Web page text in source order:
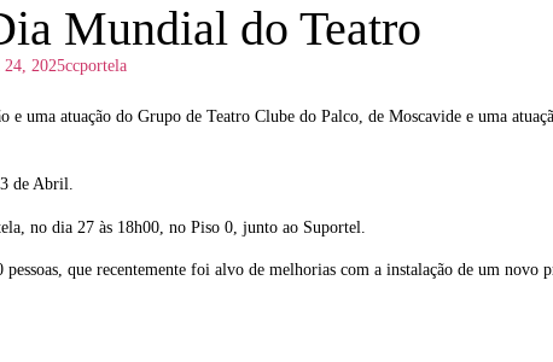
Mundial do Teatro
24, 2025ccportela
atuação do Grupo de Teatro Clube do Palco, de Moscavide e uma
de Abril.
no dia 27 às 18h00, no Piso 0, junto ao Suportel.
que recentemente foi alvo de melhorias com a instalação de um novo